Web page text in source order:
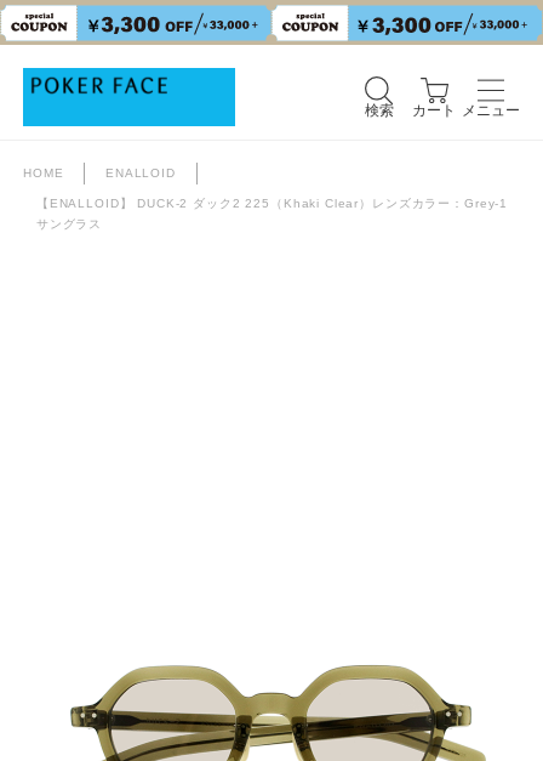
検索 カート メニュー
HOME ENALLOID
【ENALLOID】 DUCK-2 ダック2 225（Khaki Clear）レンズカラー：Grey-1
サングラス